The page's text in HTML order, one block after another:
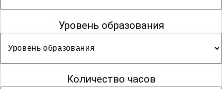
Уровень образования
Количество часов